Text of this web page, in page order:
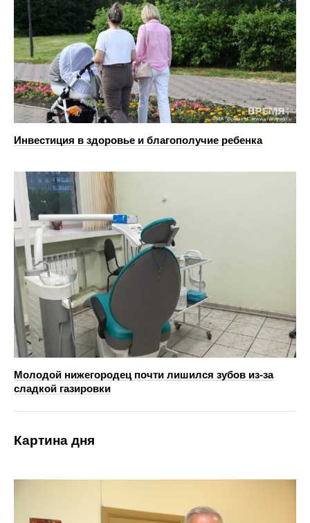
Инвестиция в здоровье и благополучие ребенка
Молодой нижегородец почти лишился зубов из-за
сладкой газировки
Картина дня